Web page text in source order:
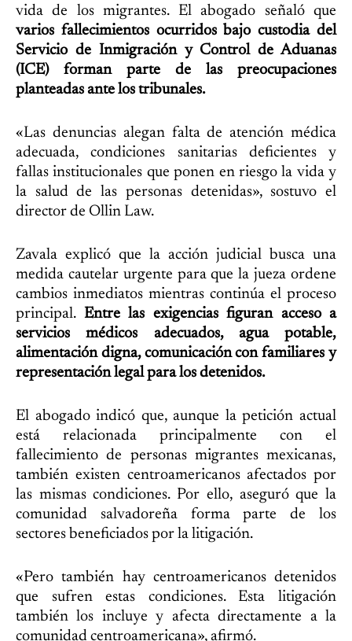
vida de los migrantes. El abogado señaló que
varios fallecimientos ocurridos bajo custodia del
Servicio de Inmigración y Control de Aduanas
(ICE) forman parte de las preocupaciones
planteadas ante los tribunales.
«Las denuncias alegan falta de atención médica
adecuada, condiciones sanitarias deficientes y
fallas institucionales que ponen en riesgo la vida y
la salud de las personas detenidas», sostuvo el
director de Ollin Law.
Zavala explicó que la acción judicial busca una
medida cautelar urgente para que la jueza ordene
cambios inmediatos mientras continúa el proceso
principal. Entre las exigencias figuran acceso a
servicios médicos adecuados, agua potable,
alimentación digna, comunicación con familiares y
representación legal para los detenidos.
El abogado indicó que, aunque la petición actual
está relacionada principalmente con el
fallecimiento de personas migrantes mexicanas,
también existen centroamericanos afectados por
las mismas condiciones. Por ello, aseguró que la
comunidad salvadoreña forma parte de los
sectores beneficiados por la litigación.
«Pero también hay centroamericanos detenidos
que sufren estas condiciones. Esta litigación
también los incluye y afecta directamente a la
comunidad centroamericana», afirmó.